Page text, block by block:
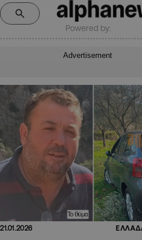
Powered by:
Advertisement
21.01.2026